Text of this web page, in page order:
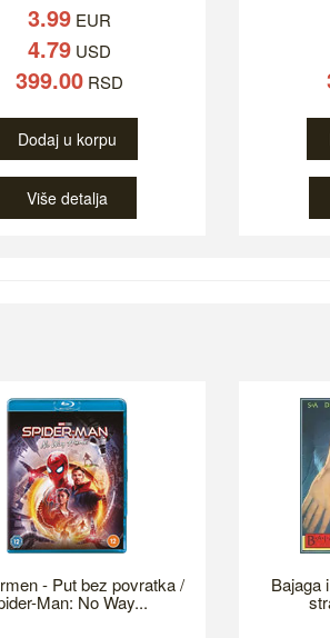
3.99 EUR
4.79 USD
399.00 RSD
Dodaj u korpu
Više detalja
- Put bez povratka /
Man: No Way...
Bajaga